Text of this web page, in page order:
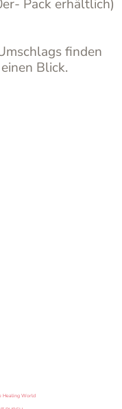
Pack erhältlich)
finden
Blick.
Healing World